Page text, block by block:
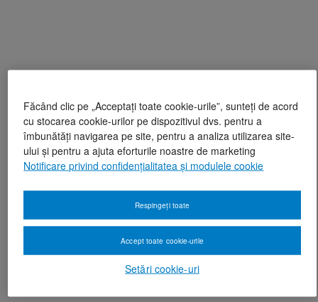
Făcând clic pe „Acceptați toate cookie-urile”, sunteți de acord
cu stocarea cookie-urilor pe dispozitivul dvs. pentru a
îmbunătăți navigarea pe site, pentru a analiza utilizarea site-
ului și pentru a ajuta eforturile noastre de marketing
Notificare privind confidențialitatea și modulele cookie
Setări cookie-uri
Respingeți toate
Accept toate cookie-urile